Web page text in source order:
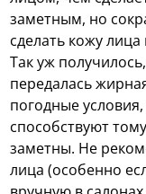
заметным, но
сделать кожу
Так уж
передалась
погодные
способствуют
заметны. Не
лица (особенно